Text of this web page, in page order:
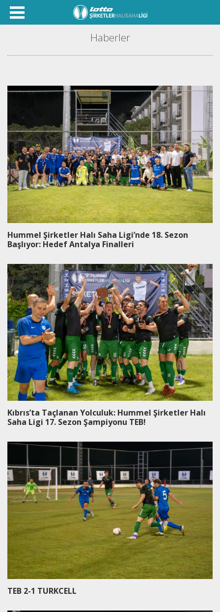
Haberler
Hummel Şirketler Halı Saha Ligi’nde 18. Sezon
Başlıyor: Hedef Antalya Finalleri
Kıbrıs’ta Taçlanan Yolculuk: Hummel Şirketler Halı
Saha Ligi 17. Sezon Şampiyonu TEB!
TEB 2-1 TURKCELL